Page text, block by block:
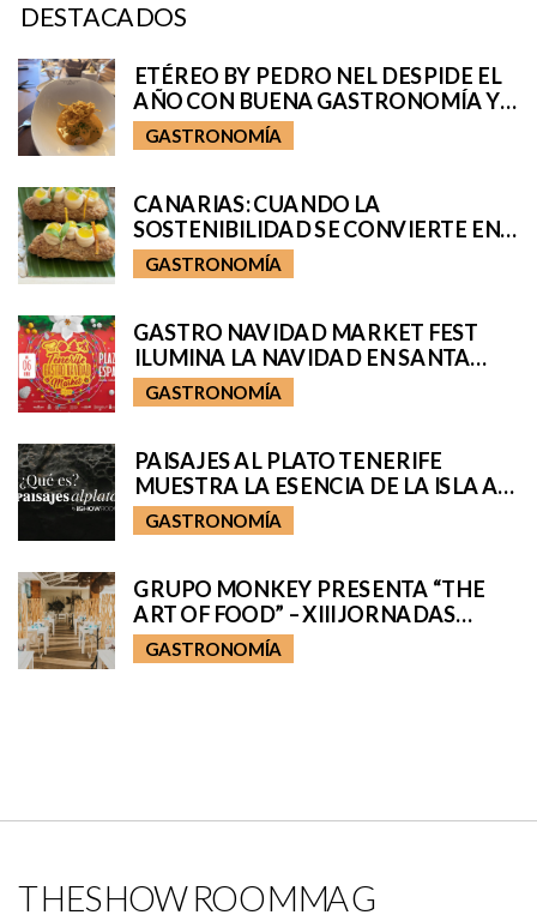
DESTACADOS
ETÉREO BY PEDRO NEL DESPIDE EL
AÑO CON BUENA GASTRONOMÍA Y
UN MEJOR AMBIENTE
GASTRONOMÍA
CANARIAS: CUANDO LA
SOSTENIBILIDAD SE CONVIERTE EN
COCINA
GASTRONOMÍA
GASTRO NAVIDAD MARKET FEST
ILUMINA LA NAVIDAD EN SANTA
CRUZ
GASTRONOMÍA
PAISAJES AL PLATO TENERIFE
MUESTRA LA ESENCIA DE LA ISLA A
TRAVÉS DE TRES VIAJES
GASTRONÓMICOS
GASTRONOMÍA
GRUPO MONKEY PRESENTA “THE
ART OF FOOD” – XIII JORNADAS
GASTRONÓMICAS EN BÉSAME
MUCHO
GASTRONOMÍA
THESHOWROOMMAG